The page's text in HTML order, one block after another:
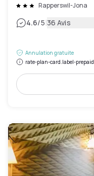
Rapperswil-Jona
4.6/5|36 Avis
Annulation gratuite
rate-plan-card.label-prepaid